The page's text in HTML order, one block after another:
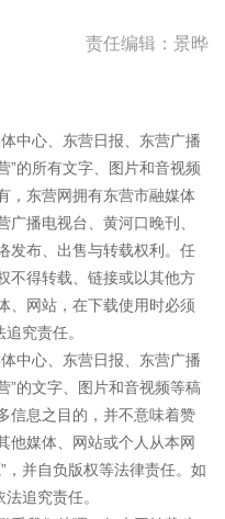
责任编辑：景晔
中心、东营日报、东营广播
”的所有文字、图片和音视频
，东营网拥有东营市融媒体
播电视台、黄河口晚刊、
发布、出售与转载权利。任
不得转载、链接或以其他方
、网站，在下载使用时必须
究责任。
中心、东营日报、东营广播
”的文字、图片和音视频等稿
信息之目的，并不意味着赞
他媒体、网站或个人从本网
，并自负版权等法律责任。如
追究责任。